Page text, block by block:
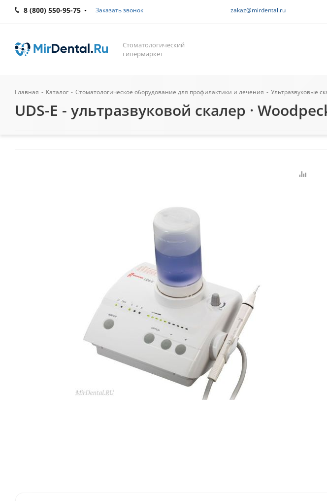
8 (800) 550-95-75 Заказать звонок zakaz@mirdental.ru
Стоматологический
гипермаркет
Главная - Каталог - Стоматологическое оборудование для профилактики и лечения - Ультразвуковые
UDS-E - ультразвуковой скалер ·